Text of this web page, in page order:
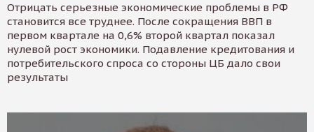
Отрицать серьезные экономические проблемы в РФ
становится все труднее. После сокращения ВВП в
первом квартале на 0,6% второй квартал показал
нулевой рост экономики. Подавление кредитования и
потребительского спроса со стороны ЦБ дало свои
результаты